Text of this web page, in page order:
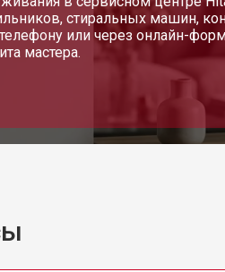
от
стиральных машин,
или через онлайн-
мастера.